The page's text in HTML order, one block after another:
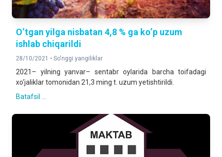
O‘tgan yilga nisbatan 4,8 % ga ko‘p uzum
ishlab chiqarildi
28/10/2021 • So'nggi yangiliklar
2021– yilning yanvar– sentabr oylarida barcha toifadagi
xo‘jaliklar tomonidan 21,3 ming t. uzum yetishtirildi.
Batafsil ...